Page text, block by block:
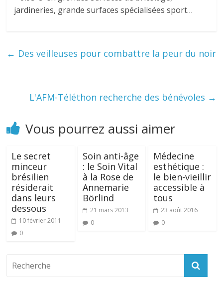
jardineries, grande surfaces spécialisées sport…
← Des veilleuses pour combattre la peur du noir
L'AFM-Téléthon recherche des bénévoles →
Vous pourrez aussi aimer
Le secret
minceur
brésilien
résiderait
dans leurs
dessous
10 février 2011
0
Soin anti-âge
: le Soin Vital
à la Rose de
Annemarie
Börlind
21 mars 2013
0
Médecine
esthétique :
le bien-vieillir
accessible à
tous
23 août 2016
0